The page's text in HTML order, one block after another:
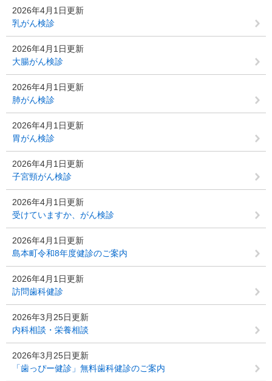
2026年4月1日更新
乳がん検診
2026年4月1日更新
大腸がん検診
2026年4月1日更新
肺がん検診
2026年4月1日更新
胃がん検診
2026年4月1日更新
子宮頸がん検診
2026年4月1日更新
受けていますか、がん検診
2026年4月1日更新
島本町令和8年度健診のご案内
2026年4月1日更新
訪問歯科健診
2026年3月25日更新
内科相談・栄養相談
2026年3月25日更新
「歯っぴー健診」無料歯科健診のご案内